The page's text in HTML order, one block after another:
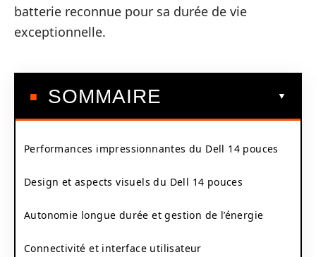
batterie reconnue pour sa durée de vie
exceptionnelle.
SOMMAIRE
Performances impressionnantes du Dell 14 pouces
Design et aspects visuels du Dell 14 pouces
Autonomie longue durée et gestion de l’énergie
Connectivité et interface utilisateur